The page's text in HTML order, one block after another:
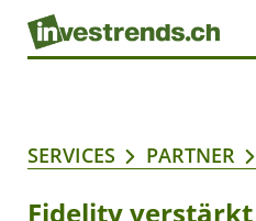
SERVICES PARTNER
Fidelity